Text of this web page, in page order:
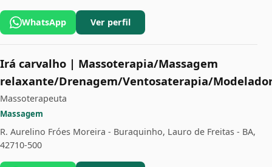
WhatsApp Ver perfil
Irá carvalho | Massoterapia/Massagem
relaxante/Drenagem/Ventosaterapia/
Massoterapeuta
Massagem
R. Aurelino Fróes Moreira - Buraquinho, Lauro de Freitas - BA,
42710-500